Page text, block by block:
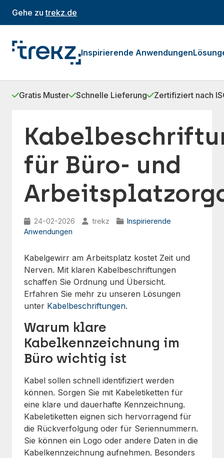
Gehe zutrekz.de
Inspirierende Anwendungen
Gratis Muster Schnelle Lieferung Zertifiziert nach
für Büro- und
24-02-2026 trekz
Inspirierende
Anwendungen
Kabelgewirr am Arbeitsplatz kostet Zeit und
Nerven. Mit klaren Kabelbeschriftungen
schaffen Sie Ordnung und Übersicht.
Erfahren Sie mehr zu unseren Lösungen
unter Kabelbeschriftungen.
Warum klare
Kabelkennzeichnung im
Büro wichtig ist
Kabel sollen schnell identifiziert werden
können. Sorgen Sie mit Kabeletiketten für
eine klare und dauerhafte Kennzeichnung.
Kabeletiketten eignen sich hervorragend für
die Rückverfolgung oder für Seriennummern.
Sie können ein Logo oder andere Daten in die
Kabelkennzeichnung aufnehmen. Besonders